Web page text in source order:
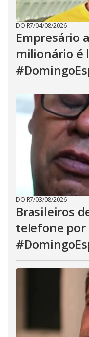
DO R7/04/08/2026
Empresário
milionário é
DO R7/03/08/2026
Brasileiros
telefone por